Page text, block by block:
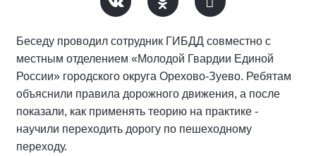
Беседу проводил сотрудник ГИБДД совместно с
местным отделением «Молодой Гвардии Единой
России» городского округа Орехово-Зуево. Ребятам
объяснили правила дорожного движения, а после
показали, как применять теорию на практике -
научили переходить дорогу по пешеходному
переходу.